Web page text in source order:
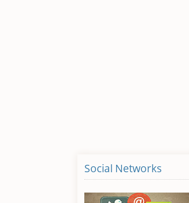
Social Networks